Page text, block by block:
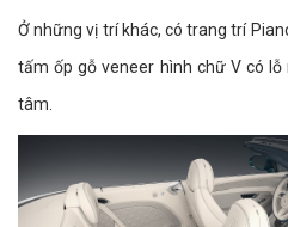
Ở những vị trí khác, có trang trí
tấm ốp gỗ veneer hình chữ V có
tâm.